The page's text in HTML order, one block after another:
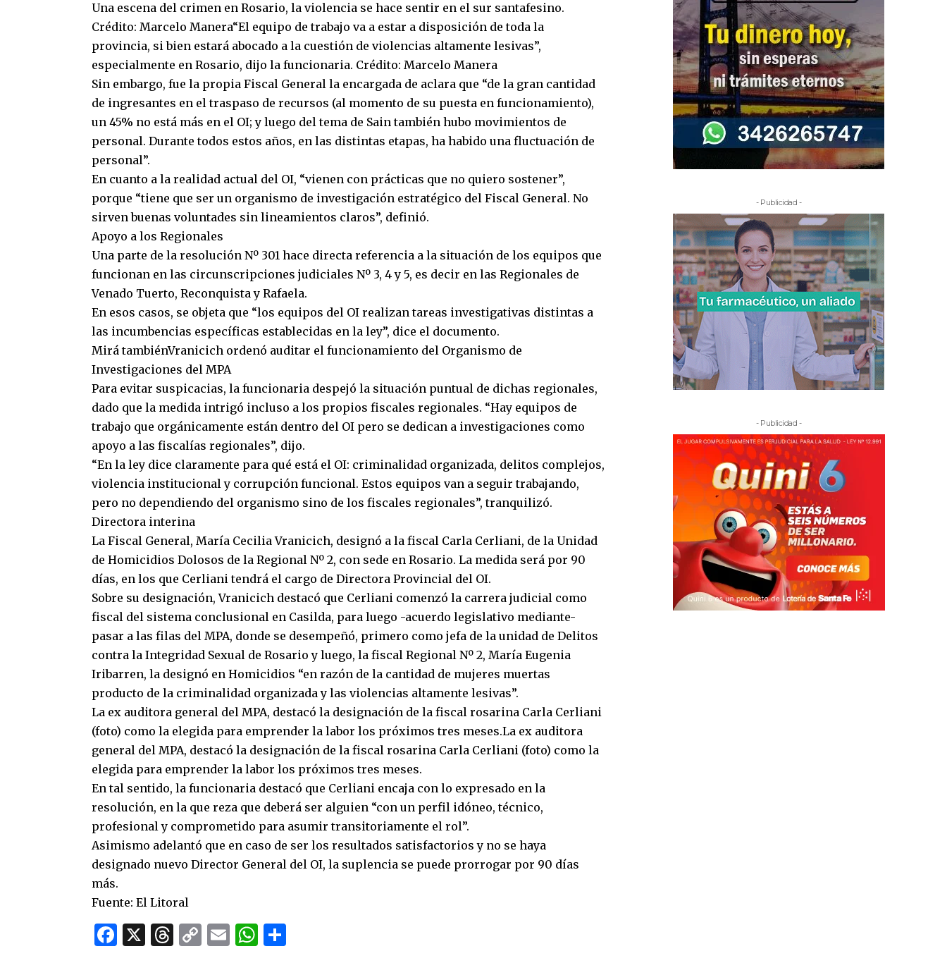
Una escena del crimen en Rosario, la violencia se hace sentir en el sur santafesino.
Crédito: Marcelo Manera“El equipo de trabajo va a estar a disposición de toda la
provincia, si bien estará abocado a la cuestión de violencias altamente lesivas”,
especialmente en Rosario, dijo la funcionaria. Crédito: Marcelo Manera
Sin embargo, fue la propia Fiscal General la encargada de aclara que “de la gran cantidad
de ingresantes en el traspaso de recursos (al momento de su puesta en funcionamiento),
un 45% no está más en el OI; y luego del tema de Sain también hubo movimientos de
personal. Durante todos estos años, en las distintas etapas, ha habido una fluctuación de
personal”.
En cuanto a la realidad actual del OI, “vienen con prácticas que no quiero sostener”,
porque “tiene que ser un organismo de investigación estratégico del Fiscal General. No
sirven buenas voluntades sin lineamientos claros”, definió.
Apoyo a los Regionales
Una parte de la resolución Nº 301 hace directa referencia a la situación de los equipos que
funcionan en las circunscripciones judiciales Nº 3, 4 y 5, es decir en las Regionales de
Venado Tuerto, Reconquista y Rafaela.
En esos casos, se objeta que “los equipos del OI realizan tareas investigativas distintas a
las incumbencias específicas establecidas en la ley”, dice el documento.
Mirá tambiénVranicich ordenó auditar el funcionamiento del Organismo de
Investigaciones del MPA
Para evitar suspicacias, la funcionaria despejó la situación puntual de dichas regionales,
dado que la medida intrigó incluso a los propios fiscales regionales. “Hay equipos de
trabajo que orgánicamente están dentro del OI pero se dedican a investigaciones como
apoyo a las fiscalías regionales”, dijo.
“En la ley dice claramente para qué está el OI: criminalidad organizada, delitos complejos,
violencia institucional y corrupción funcional. Estos equipos van a seguir trabajando,
pero no dependiendo del organismo sino de los fiscales regionales”, tranquilizó.
Directora interina
La Fiscal General, María Cecilia Vranicich, designó a la fiscal Carla Cerliani, de la Unidad
de Homicidios Dolosos de la Regional Nº 2, con sede en Rosario. La medida será por 90
días, en los que Cerliani tendrá el cargo de Directora Provincial del OI.
Sobre su designación, Vranicich destacó que Cerliani comenzó la carrera judicial como
fiscal del sistema conclusional en Casilda, para luego -acuerdo legislativo mediante-
pasar a las filas del MPA, donde se desempeñó, primero como jefa de la unidad de Delitos
contra la Integridad Sexual de Rosario y luego, la fiscal Regional Nº 2, María Eugenia
Iribarren, la designó en Homicidios “en razón de la cantidad de mujeres muertas
producto de la criminalidad organizada y las violencias altamente lesivas”.
La ex auditora general del MPA, destacó la designación de la fiscal rosarina Carla Cerliani
(foto) como la elegida para emprender la labor los próximos tres meses.La ex auditora
general del MPA, destacó la designación de la fiscal rosarina Carla Cerliani (foto) como la
elegida para emprender la labor los próximos tres meses.
En tal sentido, la funcionaria destacó que Cerliani encaja con lo expresado en la
resolución, en la que reza que deberá ser alguien “con un perfil idóneo, técnico,
profesional y comprometido para asumir transitoriamente el rol”.
Asimismo adelantó que en caso de ser los resultados satisfactorios y no se haya
designado nuevo Director General del OI, la suplencia se puede prorrogar por 90 días
más.
Fuente: El Litoral
Facebook
X Threads
CopyEmailWhatsApp
- Publicidad -
- Publicidad -